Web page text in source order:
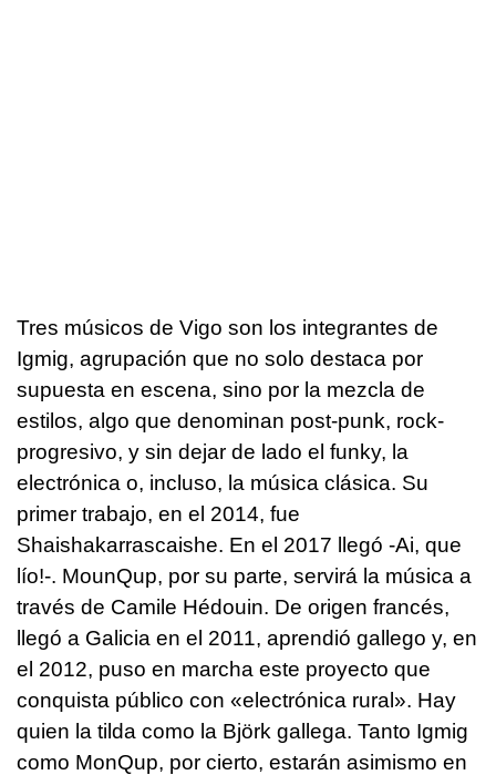
Tres músicos de Vigo son los integrantes de
Igmig, agrupación que no solo destaca por
supuesta en escena, sino por la mezcla de
estilos, algo que denominan post-punk, rock-
progresivo, y sin dejar de lado el funky, la
electrónica o, incluso, la música clásica. Su
primer trabajo, en el 2014, fue
Shaishakarrascaishe. En el 2017 llegó -Ai, que
lío!-. MounQup, por su parte, servirá la música a
través de Camile Hédouin. De origen francés,
llegó a Galicia en el 2011, aprendió gallego y, en
el 2012, puso en marcha este proyecto que
conquista público con «electrónica rural». Hay
quien la tilda como la Björk gallega. Tanto Igmig
como MonQup, por cierto, estarán asimismo en